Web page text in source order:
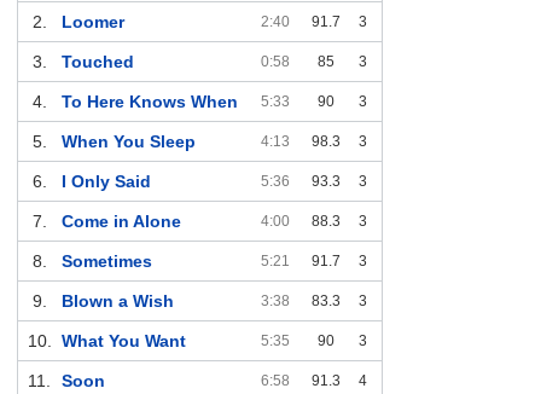
2. Loomer 2:40 91.7 3
3. Touched 0:58 85 3
4. To Here Knows When 5:33 90 3
5. When You Sleep 4:13 98.3 3
6. I Only Said 5:36 93.3 3
7. Come in Alone 4:00 88.3 3
8. Sometimes 5:21 91.7 3
9. Blown a Wish 3:38 83.3 3
10. What You Want 5:35 90 3
11. Soon 6:58 91.3 4